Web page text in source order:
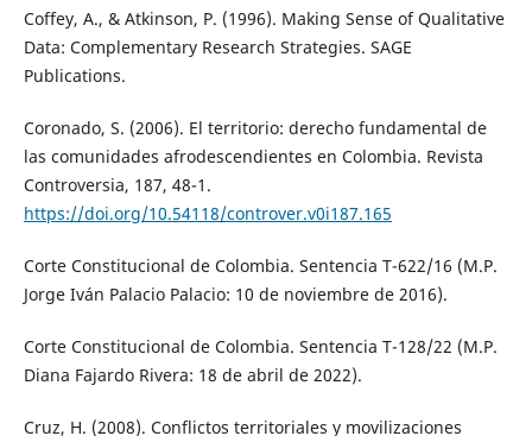
Coffey, A., & Atkinson, P. (1996). Making Sense of Qualitative
Data: Complementary Research Strategies. SAGE
Publications.
Coronado, S. (2006). El territorio: derecho fundamental de
las comunidades afrodescendientes en Colombia. Revista
Controversia, 187, 48-1.
https://doi.org/10.54118/controver.v0i187.165
Corte Constitucional de Colombia. Sentencia T-622/16 (M.P.
Jorge Iván Palacio Palacio: 10 de noviembre de 2016).
Corte Constitucional de Colombia. Sentencia T-128/22 (M.P.
Diana Fajardo Rivera: 18 de abril de 2022).
Cruz, H. (2008). Conflictos territoriales y movilizaciones